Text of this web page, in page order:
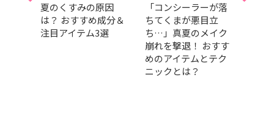
夏のくすみの原因
は？ おすすめ成分＆
注目アイテム3選
「コンシーラーが落
ちてくまが悪目立
ち…」真夏のメイク
崩れを撃退！ おすす
めのアイテムとテク
ニックとは？